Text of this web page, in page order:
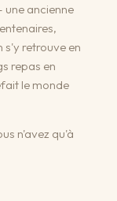
ancienne
s'y retrouve en
repas en
le monde
n'avez qu'à